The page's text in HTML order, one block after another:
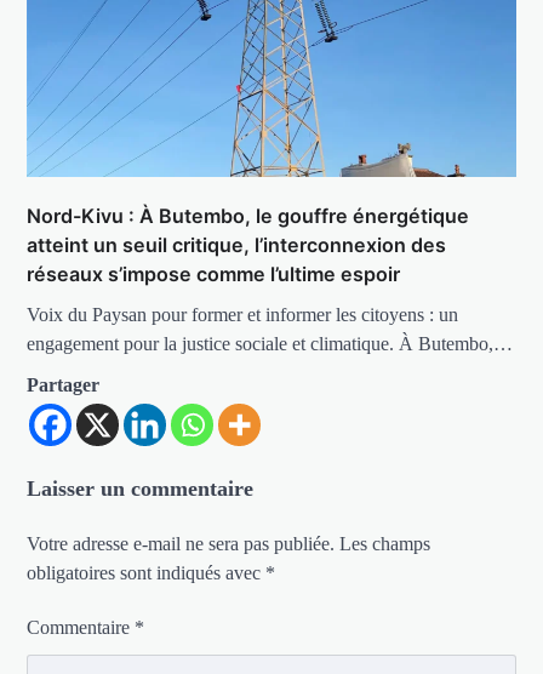
Nord-Kivu : À Butembo, le gouffre énergétique
atteint un seuil critique, l’interconnexion des
réseaux s’impose comme l’ultime espoir
Voix du Paysan pour former et informer les citoyens : un
engagement pour la justice sociale et climatique. À Butembo,…
Partager
Laisser un commentaire
Votre adresse e-mail ne sera pas publiée. Les champs
obligatoires sont indiqués avec *
Commentaire *